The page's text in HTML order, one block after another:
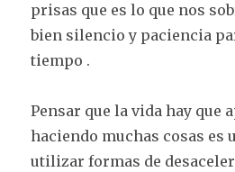
prisas que es lo que nos
bien silencio y paciencia
tiempo .
Pensar que la vida hay que
haciendo muchas cosas es
utilizar formas de